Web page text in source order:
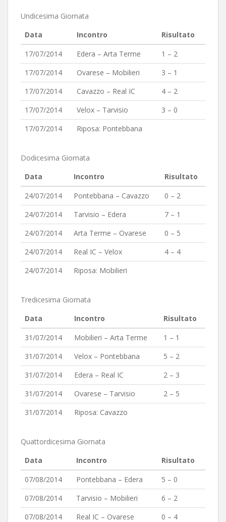
Undicesima Giornata
Data
Incontro
Risultato
17/07/2014
Edera – Arta Terme
1 – 2
17/07/2014
Ovarese – Mobilieri
3 – 1
17/07/2014
Cavazzo – Real IC
4 – 2
17/07/2014
Velox – Tarvisio
3 – 0
17/07/2014
Riposa: Pontebbana
Dodicesima Giornata
Data
Incontro
Risultato
24/07/2014
Pontebbana – Cavazzo
0 – 2
24/07/2014
Tarvisio – Edera
7 – 1
24/07/2014
Arta Terme – Ovarese
0 – 5
24/07/2014
Real IC – Velox
4 – 4
24/07/2014
Riposa: Mobilieri
Tredicesima Giornata
Data
Incontro
Risultato
31/07/2014
Mobilieri – Arta Terme
1 – 1
31/07/2014
Velox – Pontebbana
5 – 2
31/07/2014
Edera – Real IC
2 – 3
31/07/2014
Ovarese – Tarvisio
2 – 5
31/07/2014
Riposa: Cavazzo
Quattordicesima Giornata
Data
Incontro
Risultato
07/08/2014
Pontebbana – Edera
5 – 0
07/08/2014
Tarvisio – Mobilieri
6 – 2
07/08/2014
Real IC – Ovarese
0 – 4